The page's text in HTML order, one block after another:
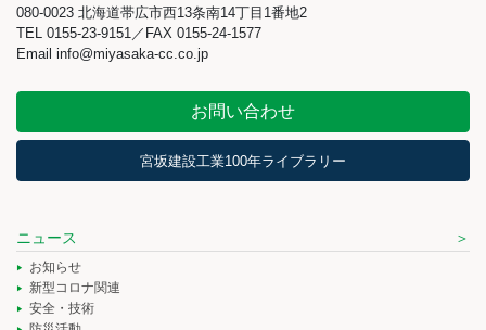
080-0023 北海道帯広市西13条南14丁目1番地2
TEL 0155-23-9151／FAX 0155-24-1577
Email info@miyasaka-cc.co.jp
お問い合わせ
宮坂建設工業100年ライブラリー
ニュース
お知らせ
新型コロナ関連
安全・技術